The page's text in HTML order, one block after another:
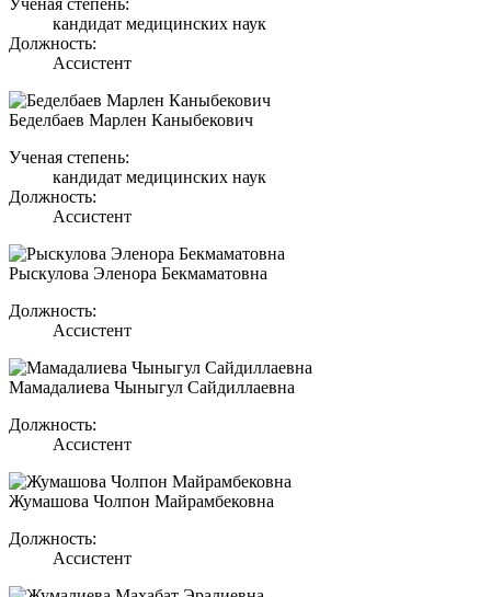
Ученая степень:
кандидат медицинских наук
Должность:
Ассистент
Беделбаев Марлен Каныбекович
Ученая степень:
кандидат медицинских наук
Должность:
Ассистент
Рыскулова Эленора Бекмаматовна
Должность:
Ассистент
Мамадалиева Чыныгул Сайдиллаевна
Должность:
Ассистент
Жумашова Чолпон Майрамбековна
Должность:
Ассистент